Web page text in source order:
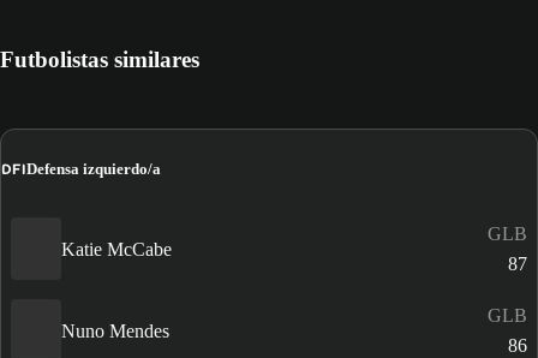
Futbolistas similares
DFIDefensa izquierdo/a
Katie McCabe
GLB
87
Nuno Mendes
GLB
86